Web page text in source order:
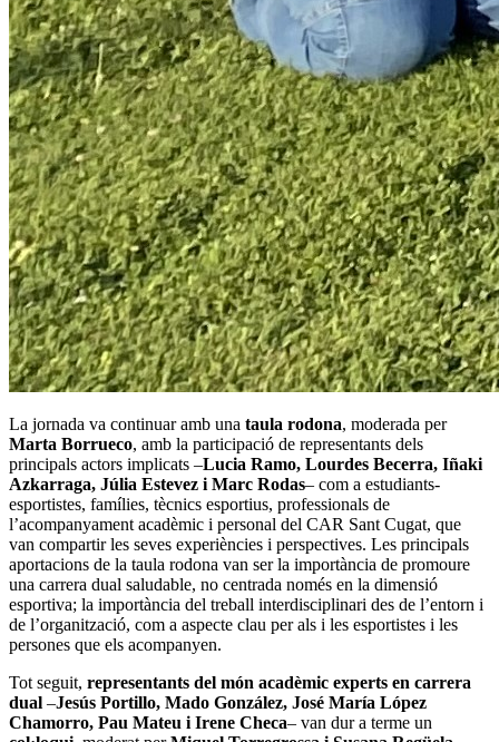
La jornada va continuar amb una taula rodona, moderada per
Marta Borrueco, amb la participació de representants dels
principals actors implicats –Lucia Ramo, Lourdes Becerra, Iñaki
Azkarraga, Júlia Estevez i Marc Rodas– com a estudiants-
esportistes, famílies, tècnics esportius, professionals de
l’acompanyament acadèmic i personal del CAR Sant Cugat, que
van compartir les seves experiències i perspectives. Les principals
aportacions de la taula rodona van ser la importància de promoure
una carrera dual saludable, no centrada només en la dimensió
esportiva; la importància del treball interdisciplinari des de l’entorn i
de l’organització, com a aspecte clau per als i les esportistes i les
persones que els acompanyen.
Tot seguit, representants del món acadèmic experts en carrera
dual –Jesús Portillo, Mado González, José María López
Chamorro, Pau Mateu i Irene Checa– van dur a terme un